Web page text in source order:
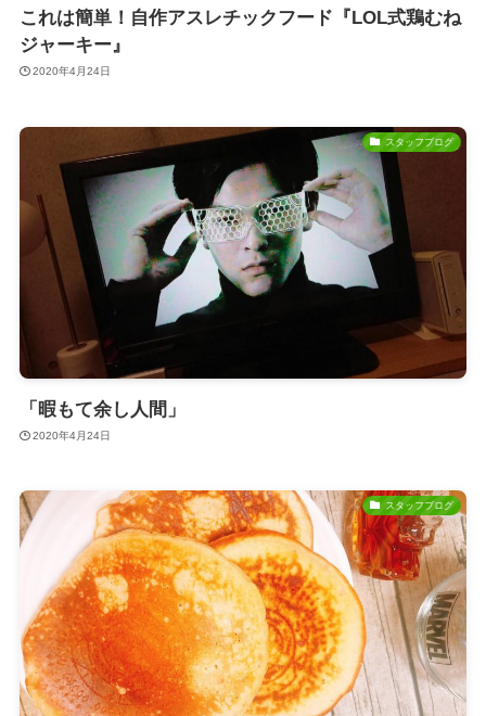
これは簡単！自作アスレチックフード『LOL式鶏むね
ジャーキー』
2020年4月24日
スタッフブログ
「暇もて余し人間」
2020年4月24日
スタッフブログ